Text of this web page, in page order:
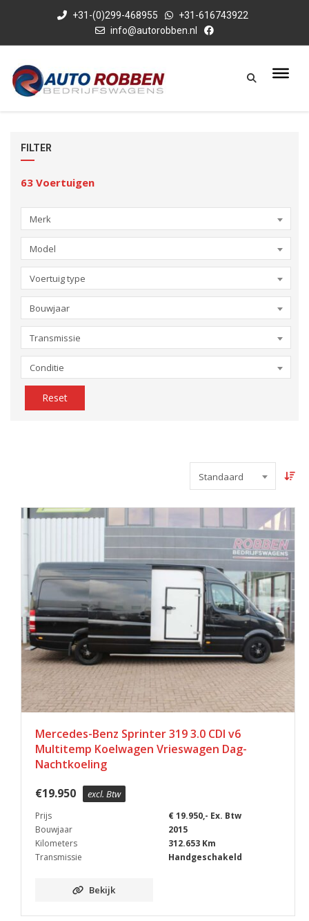
+31-(0)299-468955
+31-616743922
info@autorobben.nl
FILTER
63 Voertuigen
Merk
Model
Voertuig type
Bouwjaar
Transmissie
Conditie
Reset
Standaard
Mercedes-Benz Sprinter 319 3.0 CDI v6
Multitemp Koelwagen Vrieswagen Dag-
Nachtkoeling
€19.950 excl. Btw
Prijs
€ 19.950,- Ex. Btw
Bouwjaar
2015
Kilometers
312.653 Km
Transmissie
Handgeschakeld
Bekijk